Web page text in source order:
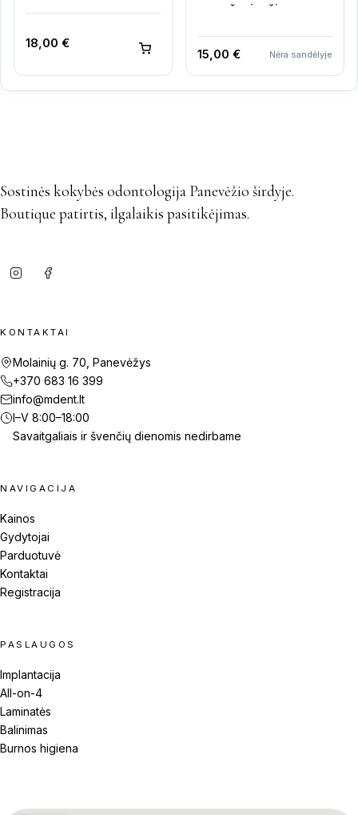
18,00 €
masažuojančio
15,00 € Nėra sandėlyje
Sostinės kokybės odontologija Panevėžio širdyje.
Boutique patirtis, ilgalaikis pasitikėjimas.
KONTAKTAI
Molainių g. 70, Panevėžys
+370 683 16 399
info@mdent.lt
I–V 8:00–18:00
Savaitgaliais ir švenčių dienomis nedirbame
NAVIGACIJA
Kainos
Gydytojai
Parduotuvė
Kontaktai
Registracija
PASLAUGOS
Implantacija
All-on-4
Laminatės
Balinimas
Burnos higiena